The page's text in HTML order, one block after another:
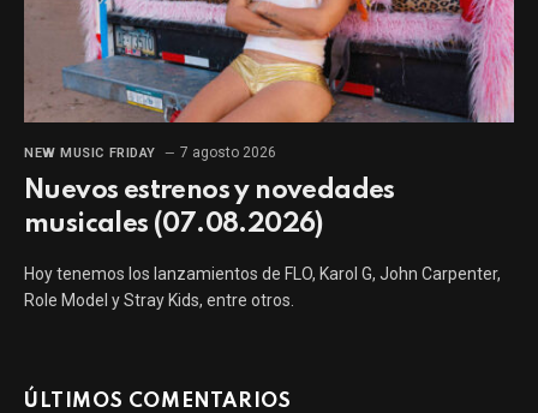
NEW MUSIC FRIDAY 7 agosto 2026
Nuevos estrenos y novedades
musicales (07.08.2026)
Hoy tenemos los lanzamientos de FLO, Karol G, John Carpenter,
Role Model y Stray Kids, entre otros.
ÚLTIMOS COMENTARIOS